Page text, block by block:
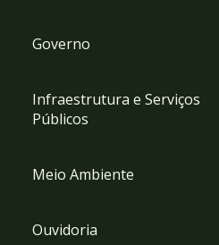
Governo
Infraestrutura e Serviços
Públicos
Meio Ambiente
Ouvidoria